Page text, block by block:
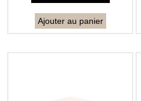
Ajouter au panier